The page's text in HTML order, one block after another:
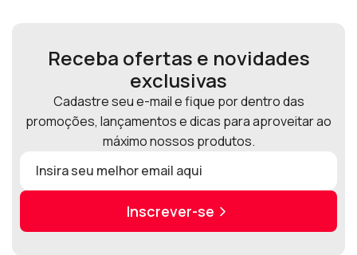
Receba ofertas e novidades
exclusivas
Cadastre seu e-mail e fique por dentro das
promoções, lançamentos e dicas para aproveitar ao
máximo nossos produtos.
Inscrever-se